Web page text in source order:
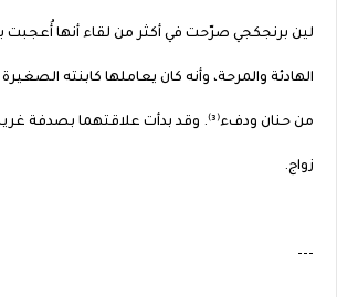
لين برنجكجي صرّحت في أكثر من لقاء أنها
الهادئة والمرحة، وأنه كان يعاملها كابنته الصغيرة
من حنان ودفء⁽³⁾. وقد بدأت علاقتهما
زواج.
---